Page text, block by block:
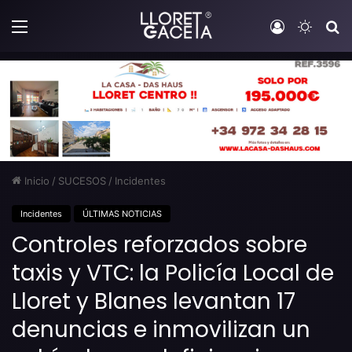
Menú Iniciar
Inicio / SUCESOS / Incidentes
Incidentes ÚLTIMAS NOTICIAS
Controles reforzados sobre
taxis y VTC: la Policía Local de
Lloret y Blanes levantan 17
denuncias e inmovilizan un